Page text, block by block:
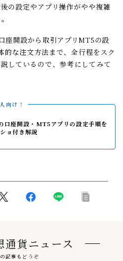
の設定やアプリ操作がやや複雑
座開設から取引アプリMT5の設
な注文方法まで、全行程をスク
しているので、参考にしてみて
向け！
口座開設・MT5アプリの設定手順を
ョ付き解説
通貨ニュース
記事もどうぞ